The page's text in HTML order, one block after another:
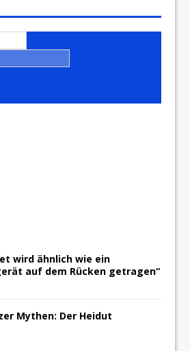
wird ähnlich wie ein
auf dem Rücken getragen“
Mythen: Der Heidut